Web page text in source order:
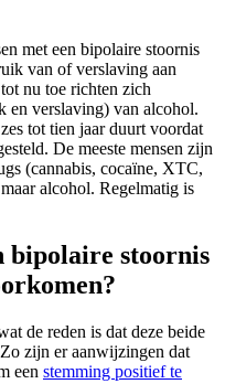
met een bipolaire stoornis
van of verslaving aan
nu toe richten zich
en verslaving) van alcohol.
tot tien jaar duurt voordat
De meeste mensen zijn
(cannabis, cocaïne, XTC,
alcohol. Regelmatig is
bipolaire stoornis
de reden is dat deze beide
zijn er aanwijzingen dat
een stemming positief te